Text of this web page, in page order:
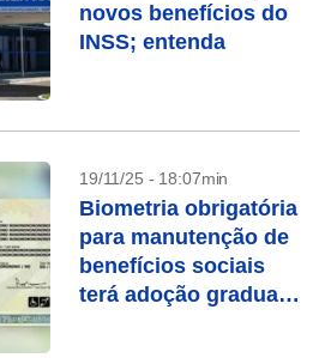
novos benefícios do
INSS; entenda
19/11/25 - 18:07min
Biometria obrigatória
para manutenção de
benefícios sociais
terá adoção gradual;